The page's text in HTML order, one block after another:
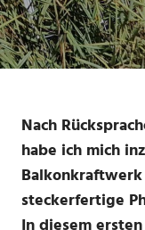
Nach
habe ich mich
steckerfertige